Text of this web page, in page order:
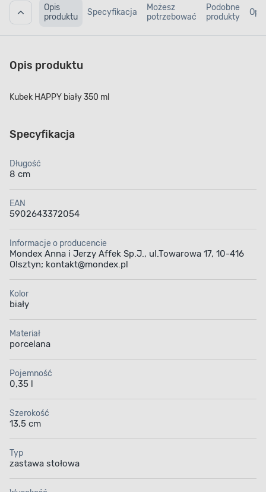
Opis
produktu
Specyfikacja
Możesz
potrzebować
Podobne
produkty
Opis produktu
Kubek HAPPY biały 350 ml
Specyfikacja
Długość
8 cm
EAN
5902643372054
Informacje o producencie
Mondex Anna i Jerzy Affek Sp.J., ul.Towarowa 17, 10-416
Olsztyn; kontakt@mondex.pl
Kolor
biały
Materiał
porcelana
Pojemność
0,35 l
Szerokość
13,5 cm
Typ
zastawa stołowa